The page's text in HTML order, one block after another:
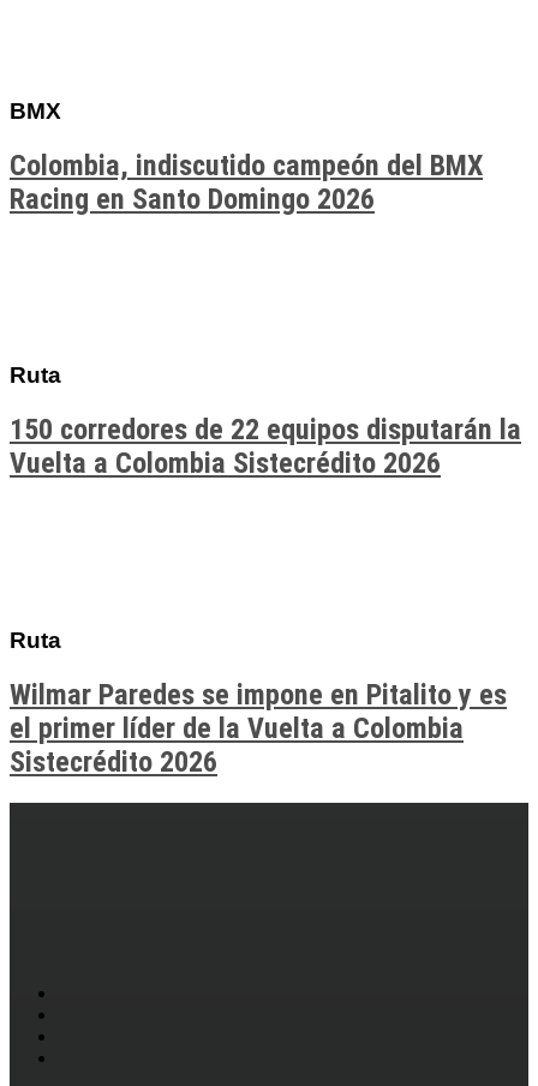
BMX
Colombia, indiscutido campeón del BMX
Racing en Santo Domingo 2026
Ruta
150 corredores de 22 equipos disputarán la
Vuelta a Colombia Sistecrédito 2026
Ruta
Wilmar Paredes se impone en Pitalito y es
el primer líder de la Vuelta a Colombia
Sistecrédito 2026